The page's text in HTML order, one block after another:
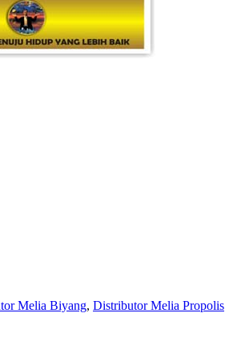
Melia Biyang, Distributor Melia Propolis